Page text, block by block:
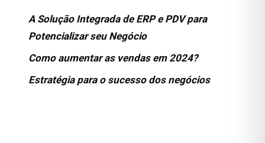
A Solução Integrada de ERP e PDV para
Potencializar seu Negócio
Como aumentar as vendas em 2024?
Estratégia para o sucesso dos negócios